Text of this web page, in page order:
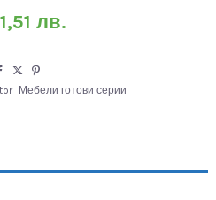
лв.
Мебели готови серии